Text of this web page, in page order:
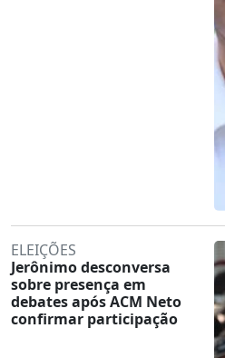
ELEIÇÕES
Jerônimo desconversa
sobre presença em
debates após ACM Neto
confirmar participação